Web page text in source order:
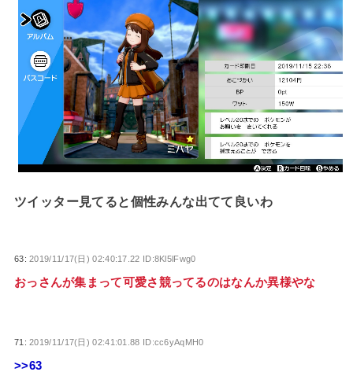
ツイッター見てると個性みんな出てて良いわ
63:2019/11/17(日) 02:40:17.22 ID:8Kl5lFwg0
おっさんが集まって可愛さ競ってるのはなんか異様やな
71:2019/11/17(日) 02:41:01.88 ID:cc6yAqMH0
>>63